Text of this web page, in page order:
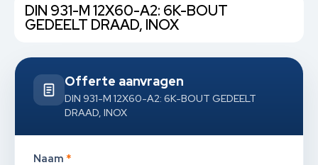
DIN 931-M 12X60-A2: 6K-BOUT
GEDEELT DRAAD, INOX
Offerte aanvragen
DIN 931-M 12X60-A2: 6K-BOUT GEDEELT
DRAAD, INOX
Naam *